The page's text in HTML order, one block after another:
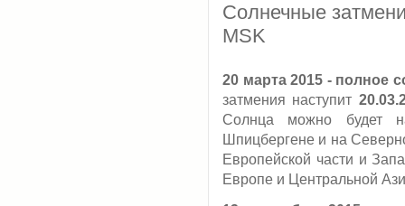
Солнечные
MSK
20 марта 2015 - полное
затмения наступит
Солнца можно будет
Шпицбергене и на
Европейской части и
Европе и Центральной